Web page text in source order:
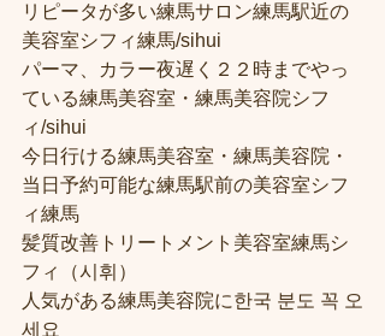
リピータが多い練馬サロン練馬駅近の
美容室シフィ練馬/sihui
パーマ、カラー夜遅く２２時までやっ
ている練馬美容室・練馬美容院シフ
ィ/sihui
今日行ける練馬美容室・練馬美容院・
当日予約可能な練馬駅前の美容室シフ
ィ練馬
髪質改善トリートメント美容室練馬シ
フィ（시휘）
人気がある練馬美容院に한국 분도 꼭 오
세요